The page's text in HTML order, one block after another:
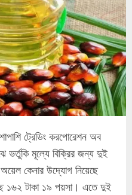
ট্রেডিং করপোরেশন অব
ভর্তুকি মূল্যে বিক্রির জন্য দুই
কেনার উদ্যোগ নিয়েছে
১৬২ টাকা ১৯ পয়সা। এতে দুই